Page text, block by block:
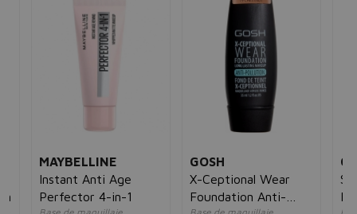
MAYBELLINE
Instant Anti Age
Perfector 4-in-1
GOSH
X-Ceptional Wear
Foundation Anti-